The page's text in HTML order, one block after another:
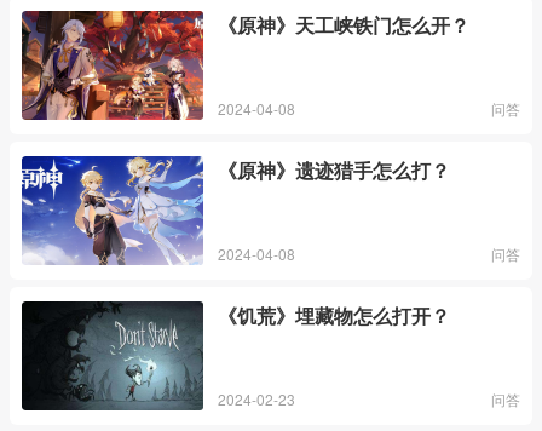
《原神》天工峡铁门怎么开？
2024-04-08 问答
《原神》遗迹猎手怎么打？
2024-04-08 问答
《饥荒》埋藏物怎么打开？
2024-02-23 问答